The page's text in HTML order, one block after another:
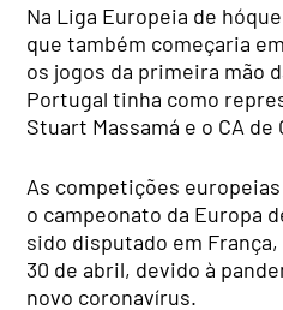
Na Liga Europeia de
que também começaria
os jogos da primeira mão
Portugal tinha como
Stuart Massamá e o CA de
As competições
o campeonato da Europa
sido disputado em
30 de abril, devido à
novo coronavírus.